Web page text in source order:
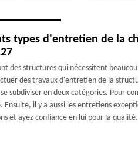
types d'entretien de la
des structures qui nécessitent
des travaux d'entretien de la
subdiviser en deux catégories. Pour
Ensuite, il y a aussi les entretiens
et ayez confiance en lui pour la qualité.